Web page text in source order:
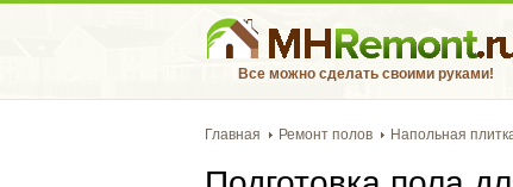
Все можно сделать своими руками!
Главная Ремонт полов Напольная